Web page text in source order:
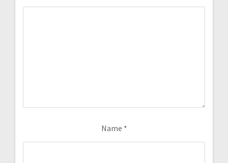
Name *